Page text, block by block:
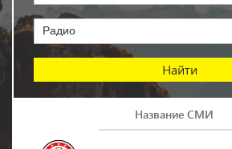
Радио
Название СМИ